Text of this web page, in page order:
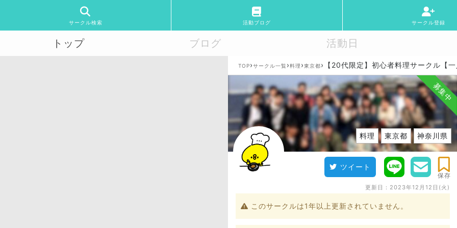
サークル検索 活動ブログ サークル登録
トップ ブログ 活動日
TOP›サークル一覧 ›料理 ›東京都› 【20代限定】初心者料理サークル【一
募集中
料理 東京都 神奈川県
ツイート
保存
更新日： 2023年12月12日(火)
このサークルは1年以上更新されていません。